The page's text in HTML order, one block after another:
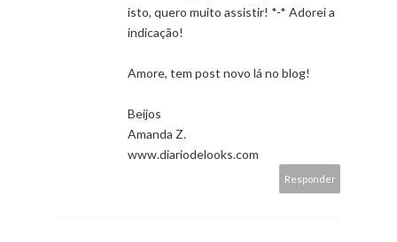
isto, quero muito assistir! *-* Adorei a
indicação!
Amore, tem post novo lá no blog!
Beijos
Amanda Z.
www.diariodelooks.com
Responder